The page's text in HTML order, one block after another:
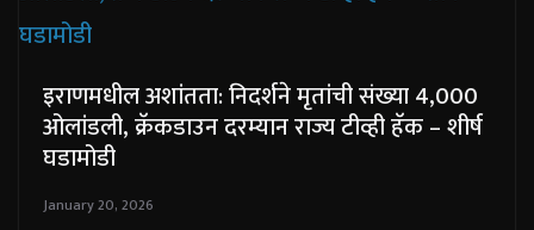
इराणमधील अशांतता: निदर्शने मृतांची संख्या 4,000
ओलांडली, क्रॅकडाउन दरम्यान राज्य टीव्ही हॅक – शीर्ष
घडामोडी
January 20, 2026